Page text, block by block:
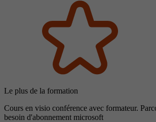
Le plus de la formation
Cours en visio conférence avec formateur.
besoin d'abonnement microsoft